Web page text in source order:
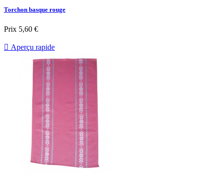
Torchon basque rouge
Prix 5,60 €
 Aperçu rapide